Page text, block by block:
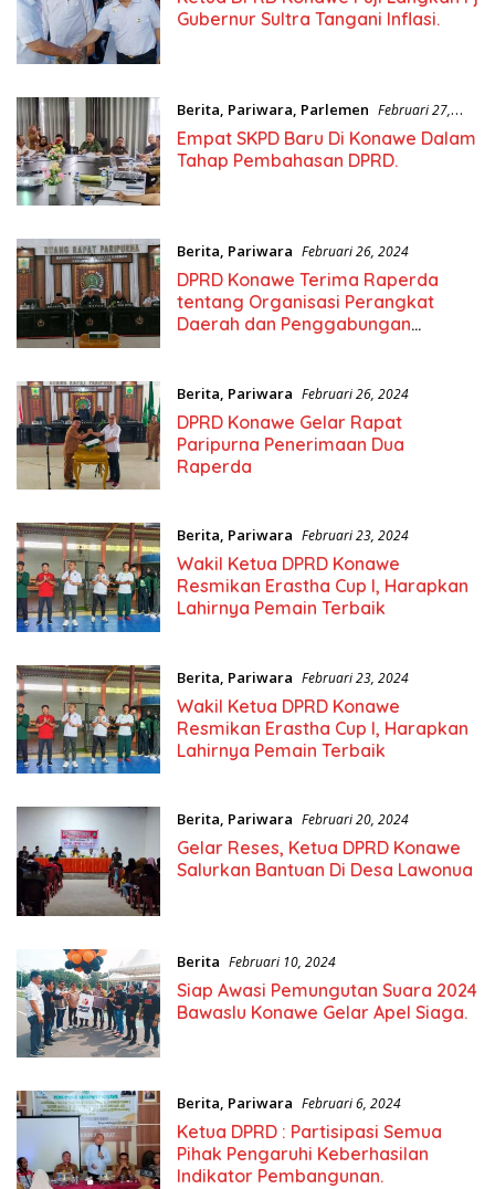
Gubernur Sultra Tangani Inflasi.
Berita, Pariwara, Parlemen Februari 27,
2024
Empat SKPD Baru Di Konawe Dalam
Tahap Pembahasan DPRD.
Berita, Pariwara Februari 26, 2024
DPRD Konawe Terima Raperda
tentang Organisasi Perangkat
Daerah dan Penggabungan
Berita, Pariwara Februari 26, 2024
DPRD Konawe Gelar Rapat
Paripurna Penerimaan Dua
Raperda
Berita, Pariwara Februari 23, 2024
Wakil Ketua DPRD Konawe
Resmikan Erastha Cup I, Harapkan
Lahirnya Pemain Terbaik
Berita, Pariwara Februari 23, 2024
Wakil Ketua DPRD Konawe
Resmikan Erastha Cup I, Harapkan
Lahirnya Pemain Terbaik
Berita, Pariwara Februari 20, 2024
Gelar Reses, Ketua DPRD Konawe
Salurkan Bantuan Di Desa Lawonua
Berita Februari 10, 2024
Siap Awasi Pemungutan Suara 2024
Bawaslu Konawe Gelar Apel Siaga.
Berita, Pariwara Februari 6, 2024
Ketua DPRD : Partisipasi Semua
Pihak Pengaruhi Keberhasilan
Indikator Pembangunan.